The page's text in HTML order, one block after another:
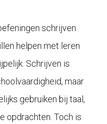
schrijven
helpen met leren
Schrijven is
maar
gebruiken bij taal,
opdrachten. Toch is